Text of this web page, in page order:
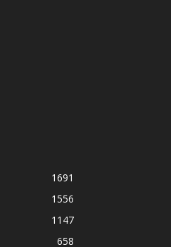
1691
1556
1147
658